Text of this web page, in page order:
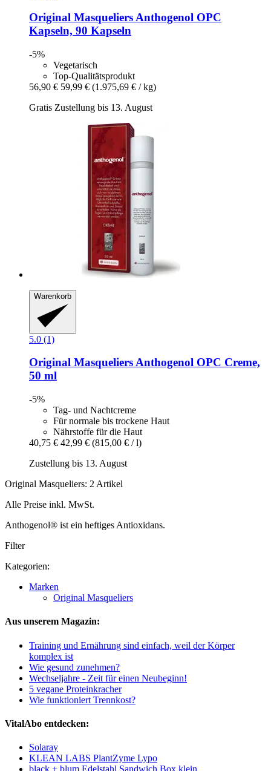
Original MasqueliersAnthogenol OPC
Kapseln, 90 Kapseln
-5%
Vegetarisch
Top-Qualitätsprodukt
56,90 € 59,99 € (1.975,69 € / kg)
Gratis Zustellung bis 13. August
Warenkorb
5.0 (1)
Original MasqueliersAnthogenol OPC Creme,
50 ml
-5%
Tag- und Nachtcreme
Für normale bis trockene Haut
Nährstoffe für die Haut
40,75 € 42,99 € (815,00 € / l)
Zustellung bis 13. August
Original Masqueliers: 2 Artikel
Alle Preise inkl. MwSt.
Anthogenol® ist ein heftiges Antioxidans.
Filter
Kategorien:
Marken
Original Masqueliers
Aus unserem Magazin:
Training und Ernährung sind einfach, weil der Körper
komplex ist
Wie gesund zunehmen?
Wechseljahre - Zeit für einen Neubeginn!
5 vegane Proteinkracher
Wie funktioniert Trennkost?
VitalAbo entdecken:
Solaray
KLEAN LABS PlantZyme Lypo
black + blum Edelstahl Sandwich Box klein